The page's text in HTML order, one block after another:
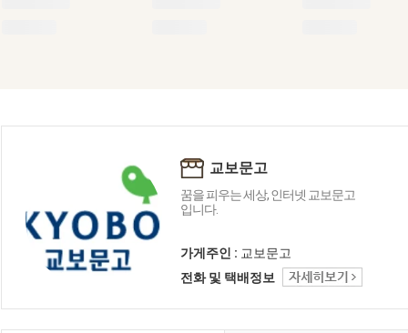
교보문고
꿈을 피우는 세상, 인터넷 교보문고
입니다.
가게주인 : 교보문고
전화 및 택배정보